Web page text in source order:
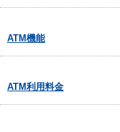
ATM機能
ATM利用料金